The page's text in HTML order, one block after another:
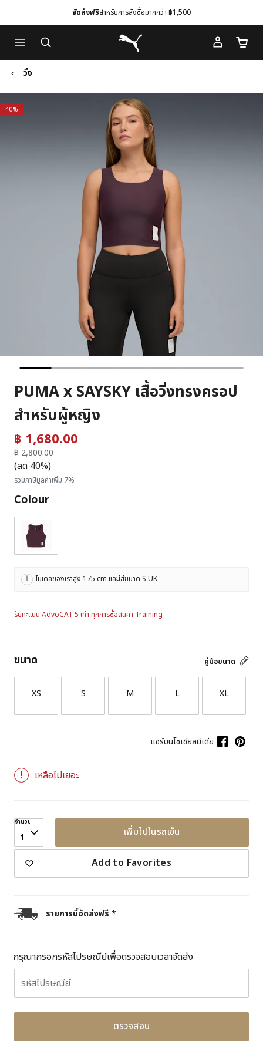
to
Main
content
to
Footer
Content
จัดส่งฟรีสำหรับการสั่งซื้อมากกว่า ฿1,500
Puma โฮม
จำนว
วิ่ง
40%
PUMA x SAYSKY เสื้อวิ่งทรงครอป
สำหรับผู้หญิง
฿ 1,680.00
฿ 2,800.00
ถึง
(ลด 40%)
รวมภาษีมูลค่าเพิ่ม 7%
Colour
โมเดลของเราสูง 175 cm และใส่ขนาด S UK
รับคะแนน AdvoCAT 5 เท่า ทุกการซื้อสินค้า Training
คู่มือขนาด
ขนาด
XS S M L XL
แชร์บนโซเชียลมีเดีย
เหลือไม่เยอะ
จำนวน
1 เพิ่มไปในรถเข็น
Add to Favorites
รายการนี้จัดส่งฟรี *
กรุณากรอกรหัสไปรษณีย์เพื่อตรวจสอบเวลาจัดส่ง
ตรวจสอบ